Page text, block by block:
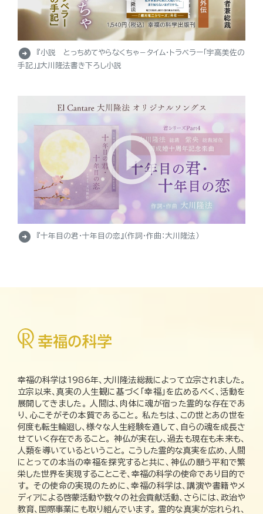
arrow_circle_right
『小説 とっちめてやらなくちゃ－タイム・トラベラー「宇高美佐の
手記」』大川隆法書き下ろし小説
arrow_circle_right 『十年目の君・十年目の恋』（作詞・作曲：大川隆法）
幸福の科学は1986年、大川隆法総裁によって立宗されました。
立宗以来、真実の人生観に基づく「幸福」を広めるべく、活動を
展開してきました。 人間は、肉体に魂が宿った霊的な存在であ
り、心こそがその本質であること。 私たちは、この世とあの世を
何度も転生輪廻し、様々な人生経験を通して、自らの魂を成長さ
せていく存在であること。 神仏が実在し、過去も現在も未来も、
人類を導いているということ。 こうした霊的な真実を広め、人間
にとっての本当の幸福を探究すると共に、神仏の願う平和で繁
栄した世界を実現することこそ、幸福の科学の使命であり目的で
す。 その使命の実現のために、幸福の科学は、講演や書籍やメ
ディアによる啓蒙活動や数々の社会貢献活動、さらには、政治や
教育、国際事業にも取り組んでいます。 霊的な真実が忘れられ、